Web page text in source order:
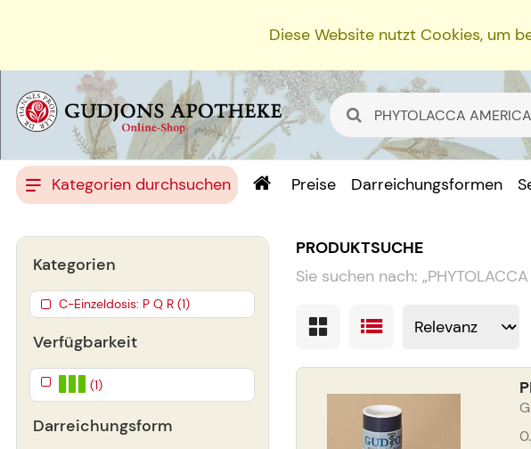
Diese Website nutzt Cookies, um
Kategorien durchsuchen Preise Darreichungsformen
PRODUKTSUCHE
Sie suchen nach: „
Verfügbarkeit
(1)
Darreichungsform
Kategorien
C-Einzeldosis: P Q R (1)